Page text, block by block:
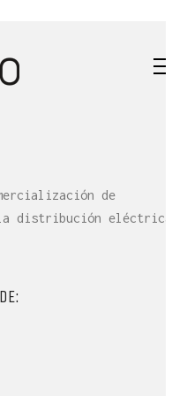
de
distribución eléctrica
en el ámbito
la tecnología y la